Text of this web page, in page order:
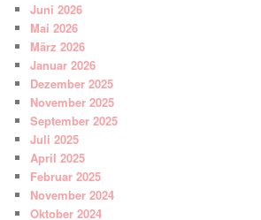
Juni 2026
Mai 2026
März 2026
Januar 2026
Dezember 2025
November 2025
September 2025
Juli 2025
April 2025
Februar 2025
November 2024
Oktober 2024